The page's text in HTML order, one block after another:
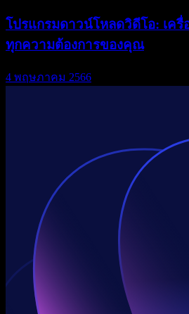
โปรแกรมดาวน์โหลดวิดีโอ: เค
ทุกความต้องการของคุณ
4 พฤษภาคม 2566